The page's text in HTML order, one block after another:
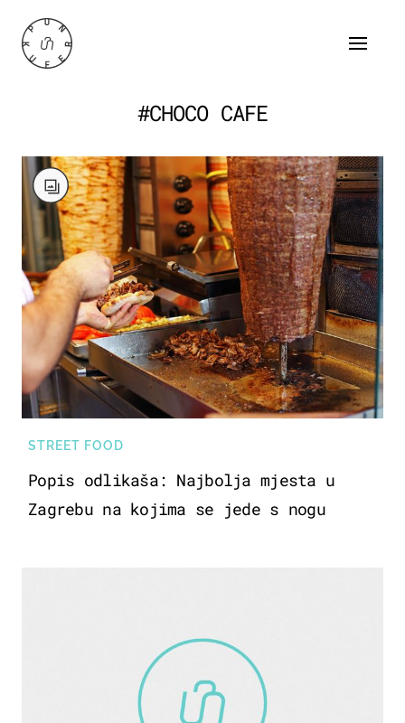
#CHOCO CAFE
STREET FOOD
Popis odlikaša: Najbolja mjesta u
Zagrebu na kojima se jede s nogu